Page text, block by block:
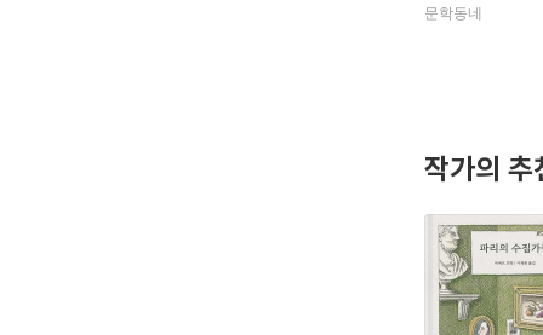
문학동네
작가의 추